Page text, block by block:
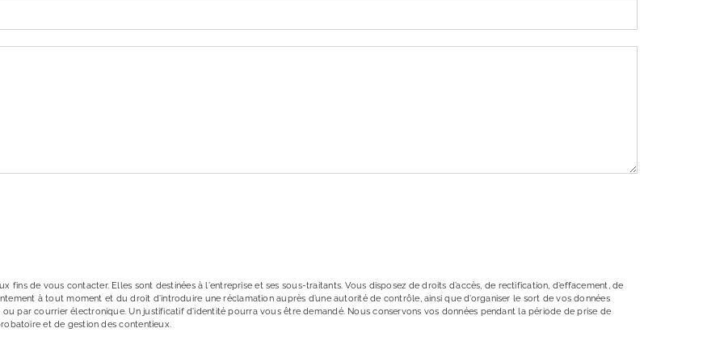
fins de vous contacter. Elles sont destinées à l'entreprise et ses sous-traitants. Vous disposez de droits d’accès, de rectification, d’effacement, de
à tout moment et du droit d’introduire une réclamation auprès d’une autorité de contrôle, ainsi que d’organiser le sort de vos données
par courrier électronique. Un justificatif d'identité pourra vous être demandé. Nous conservons vos données pendant la période de prise de
et de gestion des contentieux.